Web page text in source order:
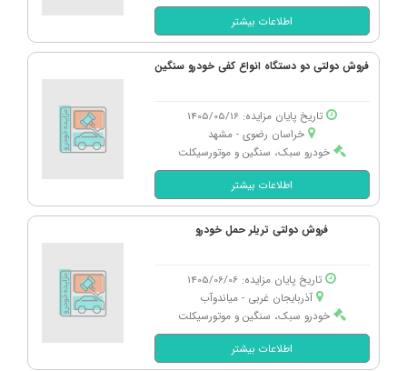
اطلاعات بیشتر
فروش دولتی دو دستگاه انواع کفی خودرو سنگین
تاریخ پایان مزایده: 1405/05/16
خراسان رضوی - مشهد
خودرو سبک، سنگین و موتورسیکلت
اطلاعات بیشتر
فروش دولتی تریلر حمل خودرو
تاریخ پایان مزایده: 1405/06/06
آذربایجان غربی - میاندوآب
خودرو سبک، سنگین و موتورسیکلت
اطلاعات بیشتر